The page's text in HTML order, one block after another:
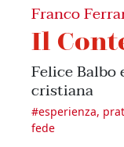
Franco
Il
Felice Balbo
cristiana
#esperienza,
fede